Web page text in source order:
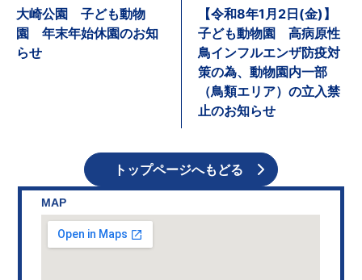
大崎公園 子ども動物
園 年末年始休園のお知
らせ
【令和8年1月2日(金)】
子ども動物園 高病原性
鳥インフルエンザ防疫対
策の為、動物園内一部
（鳥類エリア）の立入禁
止のお知らせ
トップページへもどる
MAP